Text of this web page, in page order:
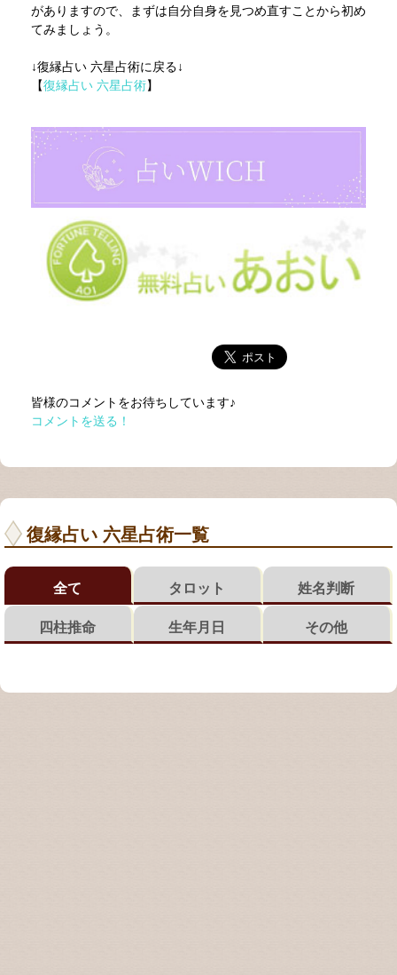
がありますので、まずは自分自身を見つめ直すことから初め
てみましょう。
↓復縁占い 六星占術に戻る↓
【復縁占い 六星占術】
皆様のコメントをお待ちしています♪
コメントを送る！
復縁占い 六星占術一覧
全て タロット 姓名判断
四柱推命 生年月日 その他